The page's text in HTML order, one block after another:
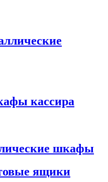
кассира
шкафы
ящики